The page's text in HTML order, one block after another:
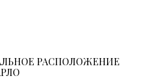
РАСПОЛОЖЕНИЕ